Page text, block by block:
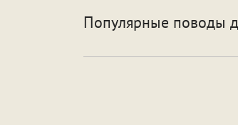
Популярные поводы